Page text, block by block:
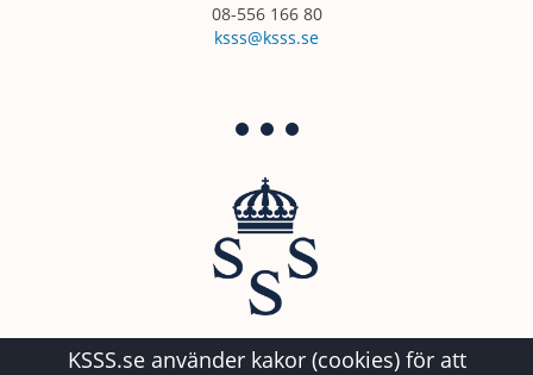
KSSS.se använder kakor (cookies) för att
08-556 166 80
ksss@ksss.se